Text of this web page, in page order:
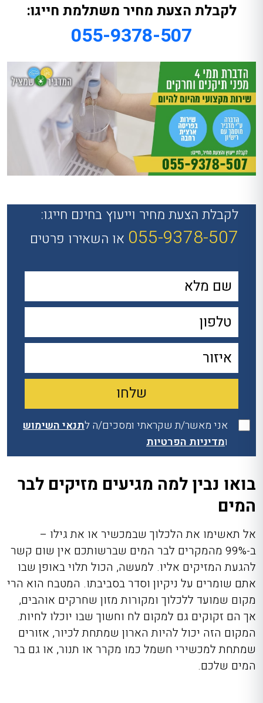
לקבלת הצעת מחיר משתלמת חייגו:
055-9378-507
לקבלת הצעת מחיר וייעוץ בחינם חייגו:
055-9378-507 או השאירו פרטים
אני מאשר/ת שקראתי ומסכים/ה לתנאי השימוש
ומדיניות הפרטיות
בואו נבין למה מגיעים מזיקים לבר
המים
אל תאשימו את הלכלוך שבמכשיר או את גילו –
ב-99% מהמקרים לבר המים שברשותכם אין שום קשר
להגעת המזיקים אליו. למעשה, הכול תלוי באופן שבו
אתם שומרים על ניקיון וסדר בסביבתו. המטבח הוא הרי
מקום שמועד ללכלוך ומקורות מזון שחרקים אוהבים,
אך הם זקוקים גם למקום לח וחשוך שבו יוכלו לחיות.
המקום הזה יכול להיות הארון שמתחת לכיור, אזורים
שמתחת למכשירי חשמל כמו מקרר או תנור, או גם בר
המים שלכם.